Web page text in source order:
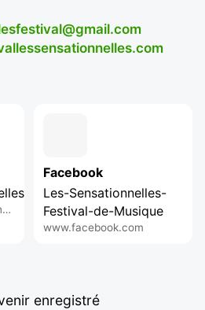
www.festivallessensationnelles.com
Facebook
Les-Sensationnelles-
Festival-de-Musique
www.facebook.com
enregistré